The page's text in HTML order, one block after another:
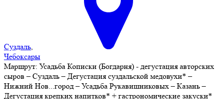
Суздаль,
Чебоксары
Маршрут: Усадьба Кописки (Богдарня) - дегустация авторских
сыров – Суздаль – Дегустация суздальской медовухи* –
Нижний Нов...город – Усадьба Рукавишниковых – Казань –
Дегустация крепких напитков* + гастрономические закуски*